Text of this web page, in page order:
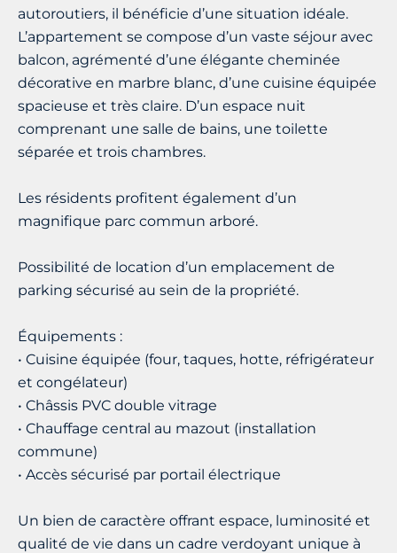
autoroutiers, il bénéficie d’une situation idéale.
L’appartement se compose d’un vaste séjour avec
balcon, agrémenté d’une élégante cheminée
décorative en marbre blanc, d’une cuisine équipée
spacieuse et très claire. D’un espace nuit
comprenant une salle de bains, une toilette
séparée et trois chambres.
Les résidents profitent également d’un
magnifique parc commun arboré.
Possibilité de location d’un emplacement de
parking sécurisé au sein de la propriété.
Équipements :
• Cuisine équipée (four, taques, hotte, réfrigérateur
et congélateur)
• Châssis PVC double vitrage
• Chauffage central au mazout (installation
commune)
• Accès sécurisé par portail électrique
Un bien de caractère offrant espace, luminosité et
qualité de vie dans un cadre verdoyant unique à